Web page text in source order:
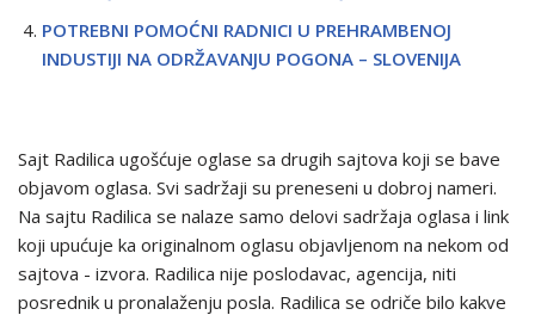
POTREBNI POMOĆNI RADNICI U PREHRAMBENOJ
INDUSTIJI NA ODRŽAVANJU POGONA – SLOVENIJA
Sajt Radilica ugošćuje oglase sa drugih sajtova koji se bave
objavom oglasa. Svi sadržaji su preneseni u dobroj nameri.
Na sajtu Radilica se nalaze samo delovi sadržaja oglasa i link
koji upućuje ka originalnom oglasu objavljenom na nekom od
sajtova - izvora. Radilica nije poslodavac, agencija, niti
posrednik u pronalaženju posla. Radilica se odriče bilo kakve